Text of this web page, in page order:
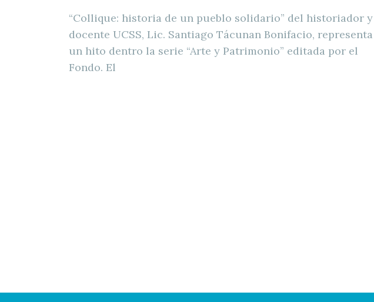
“Collique: historia de un pueblo solidario” del historiador y
docente UCSS, Lic. Santiago Tácunan Bonifacio, representa
un hito dentro la serie “Arte y Patrimonio” editada por el
Fondo. El